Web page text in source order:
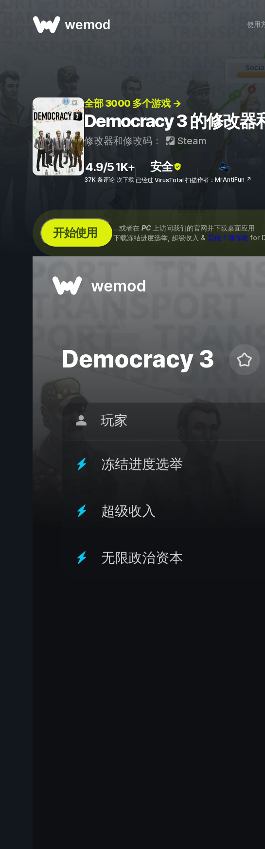
wemod 使用
全部 3000 多个游戏 →
Democracy 3 的修改器
修改器和修改码： Steam
4.9/5
37K 条评论
1K+
次下载
安全
已经过 VirusTotal 扫描作者：MrAntiFun ↗
开始使用 ...或者在 PC上访问我们的官网并下载桌面应用
下载冻结进度选举, 超级收入 & 其他 1 项修改 for